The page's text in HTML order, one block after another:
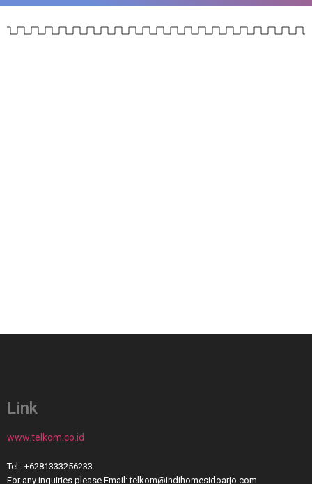
Link
www.telkom.co.id
Tel.: +6281333256233
For any inquiries please Email: telkom@indihomesidoarjo.com